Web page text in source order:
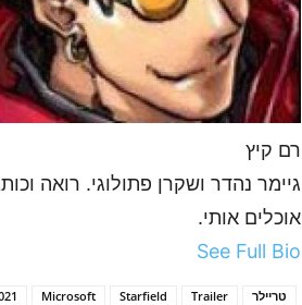
רם קיץ
גיימר נהדר ושקרן פתולוגי. רואה
אוכלים אותי.
See Full Bio
Microsoft Starfield Trailer טריילר